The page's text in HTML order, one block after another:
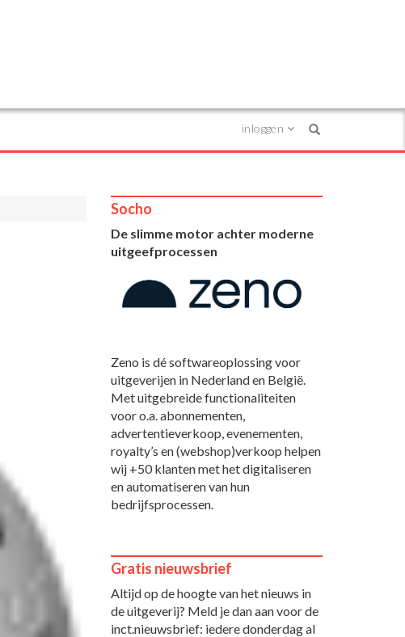
inloggen
Socho
De slimme motor achter moderne
uitgeefprocessen
Zeno is dé softwareoplossing voor
uitgeverijen in Nederland en België.
Met uitgebreide functionaliteiten
voor o.a. abonnementen,
advertentieverkoop, evenementen,
royalty’s en (webshop)verkoop helpen
wij +50 klanten met het digitaliseren
en automatiseren van hun
bedrijfsprocessen.
Gratis nieuwsbrief
Altijd op de hoogte van het nieuws in
de uitgeverij? Meld je dan aan voor de
inct.nieuwsbrief: iedere donderdag al